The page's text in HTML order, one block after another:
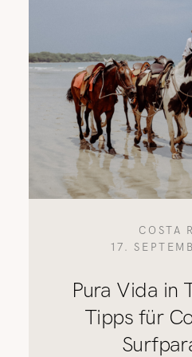
COSTA
17.
Pura Vida in
Tipps für